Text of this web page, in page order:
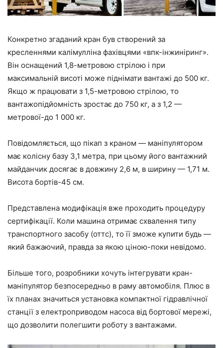
Конкретно згаданий кран був створений за
кресленнями калімулліна фахівцями «впк-інжиніринг».
Він оснащений 1,8-метровою стрілою і при
максимальній висоті може піднімати вантажі до 500 кг.
Якщо ж працювати з 1,5-метровою стрілою, то
вантажопідйомність зростає до 750 кг, а з 1,2 —
метрової-до 1 000 кг.
Повідомляється, що пікап з краном — маніпулятором
має колісну базу 3,1 метра, при цьому його вантажний
майданчик досягає в довжину 2,6 м, в ширину — 1,71 м.
Висота бортів-45 см.
Представлена модифікація вже проходить процедуру
сертифікації. Коли машина отримає схвалення типу
транспортного засобу (оттс), то її зможе купити будь —
який бажаючий, правда за якою ціною-поки невідомо.
Більше того, розробники хочуть інтегрувати кран-
маніпулятор безпосередньо в раму автомобіля. Плюс в
їх планах значиться установка компактної гідравлічної
станції з електроприводом насоса від бортової мережі,
що дозволити полегшити роботу з вантажами.